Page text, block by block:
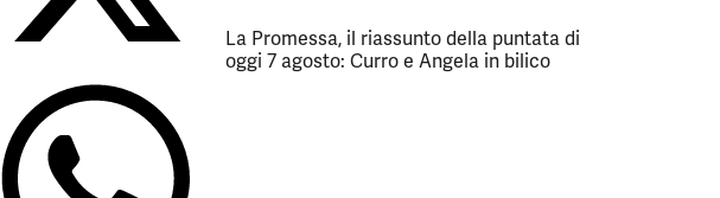
La Promessa, il riassunto della puntata di
oggi 7 agosto: Curro e Angela in bilico